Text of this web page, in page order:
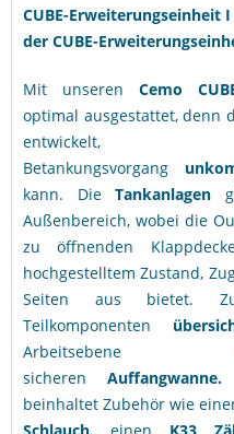
CUBE-Erweiterungseinheit
der CUBE-
Mit unseren Cemo
optimal ausgestattet, denn
Betankungsvorgang
kann. DieTankanlagen
Außenbereich, wobei die
zu öffnenden
hochgestelltem Zustand,
Seiten aus bietet.
Teilkomponenten
sicherenAuffangwanne.
beinhaltet Zubehör wie